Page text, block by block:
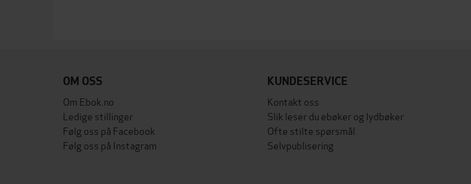
OM OSS
Om Ebok.no
Ledige stillinger
Følg oss på Facebook
Følg oss på Instagram
KUNDESERVICE
Kontakt oss
Slik leser du ebøker og lydbøker
Ofte stilte spørsmål
Selvpublisering